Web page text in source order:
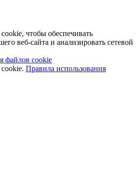
чтобы обеспечивать
веб-сайта и анализировать сетевой
файлов cookie
Правила использования